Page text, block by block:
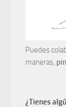
Puedes
maneras,
¿Tienes